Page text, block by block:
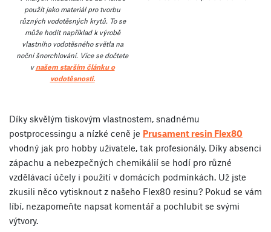
použít jako materiál pro tvorbu
různých vodotěsných krytů. To se
může hodit například k výrobě
vlastního vodotěsného světla na
noční šnorchlování. Více se dočtete
v našem starším článku o
vodotěsnosti.
Díky skvělým tiskovým vlastnostem, snadnému
postprocessingu a nízké ceně je Prusament resin Flex80
vhodný jak pro hobby uživatele, tak profesionály. Díky absenci
zápachu a nebezpečných chemikálií se hodí pro různé
vzdělávací účely i použití v domácích podmínkách. Už jste
zkusili něco vytisknout z našeho Flex80 resinu? Pokud se vám
líbí, nezapomeňte napsat komentář a pochlubit se svými
výtvory.